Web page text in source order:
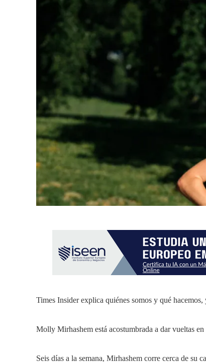
Times Insider explica quiénes somos y qué
Molly Mirhashem está acostumbrada a dar vueltas
Seis días a la semana, Mirhashem corre cerca de su